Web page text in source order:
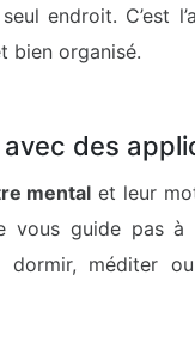
endroit. C’est
bien organisé.
des
mental et leur
vous guide pas à
méditer